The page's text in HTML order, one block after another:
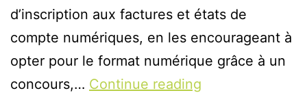
d’inscription aux factures et états de
compte numériques, en les encourageant à
opter pour le format numérique grâce à un
concours,… Continue reading